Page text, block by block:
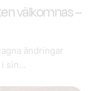
välkomnas –
ändringar
sin...